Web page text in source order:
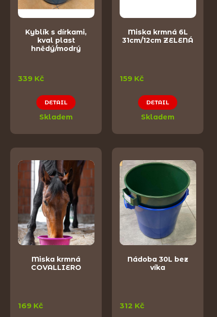
Kyblík s dírkami,
kval plast
hnědý/modrý
339 Kč
DETAIL
Skladem
Miska krmná 6L
31cm/12cm ZELENÁ
159 Kč
DETAIL
Skladem
Miska krmná
COVALLIERO
169 Kč
Nádoba 30L bez
víka
312 Kč